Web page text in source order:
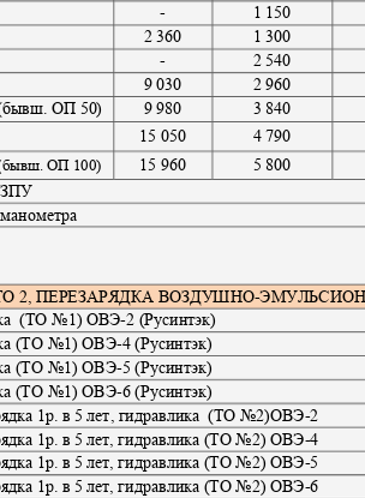
-
1 150
1 300
2 540
2 960
3 840
2 360
-
9 030
9 980
ОП 50)
15 050
15 960
4 790
5 800
ОП 100)
ЗПУ
2, ПЕРЕЗАРЯДКА ВОЗДУШНО-
(ТО №1) ОВЭ-2 (Русинтэк)
(ТО №1) ОВЭ-4 (Русинтэк)
(ТО №1) ОВЭ-5 (Русинтэк)
(ТО №1) ОВЭ-6 (Русинтэк)
1р. в 5 лет, гидравлика (ТО №2)ОВЭ-2
1р. в 5 лет, гидравлика (ТО №2) ОВЭ-4
1р. в 5 лет, гидравлика (ТО №2) ОВЭ-5
1р. в 5 лет, гидравлика (ТО №2) ОВЭ-6